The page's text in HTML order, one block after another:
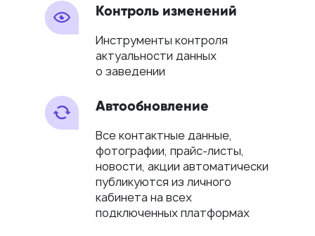
Контроль изменений
Инструменты контроля
актуальности данных
о заведении
Автообновление
Все контактные данные,
фотографии, прайс-листы,
новости, акции автоматически
публикуются из личного
кабинета на всех
подключенных платформах